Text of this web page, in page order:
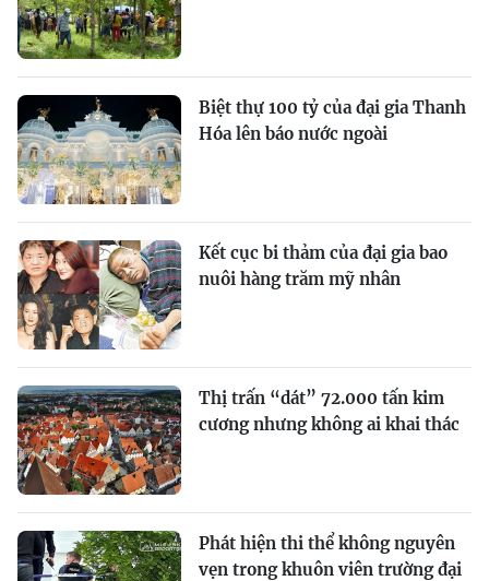
Biệt thự 100 tỷ của đại gia Thanh
Hóa lên báo nước ngoài
Kết cục bi thảm của đại gia bao
nuôi hàng trăm mỹ nhân
Thị trấn “dát” 72.000 tấn kim
cương nhưng không ai khai thác
Phát hiện thi thể không nguyên
vẹn trong khuôn viên trường đại